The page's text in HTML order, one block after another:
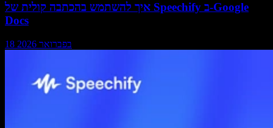
איך להשתמש בהכתבה קולית של Speechify ב-Google
Docs
18 בפברואר 2026